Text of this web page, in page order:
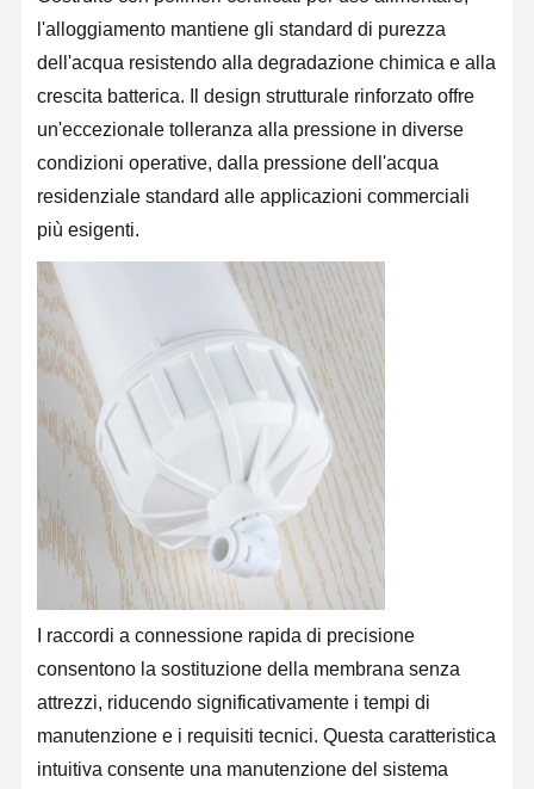
Casa Prodotti Su Di Noi
l'alloggiamento mantiene gli standard di purezza
dell'acqua resistendo alla degradazione chimica e alla
crescita batterica. Il design strutturale rinforzato offre
un'eccezionale tolleranza alla pressione in diverse
condizioni operative, dalla pressione dell'acqua
residenziale standard alle applicazioni commerciali
più esigenti.
I raccordi a connessione rapida di precisione
consentono la sostituzione della membrana senza
attrezzi, riducendo significativamente i tempi di
manutenzione e i requisiti tecnici. Questa caratteristica
intuitiva consente una manutenzione del sistema